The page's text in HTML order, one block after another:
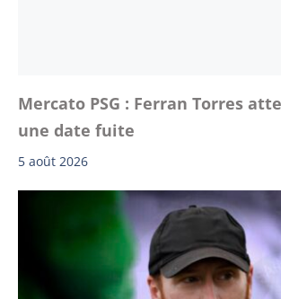
Mercato PSG : Ferran Torres
une date fuite
5 août 2026